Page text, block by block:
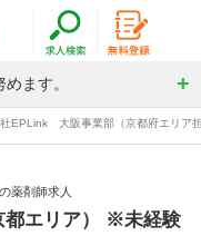
ます。
EPLink 大阪事業部（京都府エリア
薬剤師求人
都エリア） ※未経験